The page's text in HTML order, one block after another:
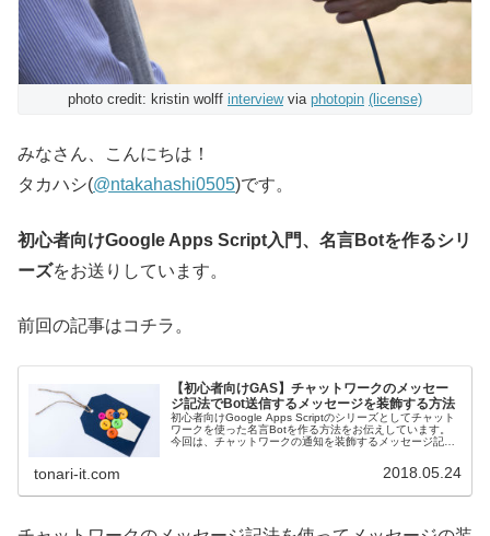
photo credit: kristin wolff interviewvia photopin (license)
みなさん、こんにちは！
タカハシ(@ntakahashi0505)です。
初心者向けGoogle Apps Script入門、名言Botを作るシリ
ーズをお送りしています。
前回の記事はコチラ。
【初心者向けGAS】チャットワークのメッセー
ジ記法でBot送信するメッセージを装飾する方法
初心者向けGoogle Apps Scriptのシリーズとしてチャット
ワークを使った名言Botを作る方法をお伝えしています。
今回は、チャットワークの通知を装飾するメッセージ記法
tonari-it.com 2018.05.24